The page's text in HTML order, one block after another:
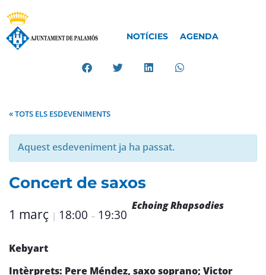
NOTÍCIES AGENDA
« TOTS ELS ESDEVENIMENTS
Aquest esdeveniment ja ha passat.
Concert de saxos
1 març | 18:00 – 19:30
Echoing Rhapsodies
Kebyart
Intèrprets: Pere Méndez, saxo soprano; Victor